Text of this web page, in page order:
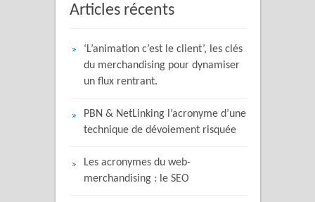
Articles récents
‘L’animation c’est le client’, les clés
du merchandising pour dynamiser
un flux rentrant.
PBN & NetLinking l’acronyme d’une
technique de dévoiement risquée
Les acronymes du web-
merchandising : le SEO